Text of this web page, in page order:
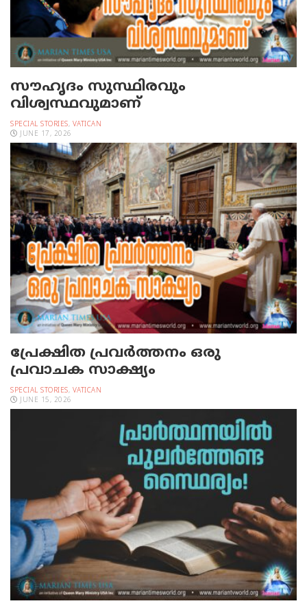
സൗഹൃദം സുസ്ഥിരവും
വിശ്വസ്ഥവുമാണ്
SPECIAL STORIES, VATICAN
JUNE 17, 2026
പ്രേക്ഷിത പ്രവര്‍ത്തനം ഒരു
പ്രവാചക സാക്ഷ്യം
SPECIAL STORIES, VATICAN
JUNE 15, 2026